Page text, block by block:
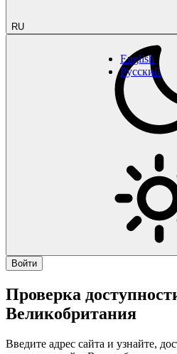
RU
English
Русский
Войти
Проверка
Великобритания
Введите адрес сайта и узнайте,